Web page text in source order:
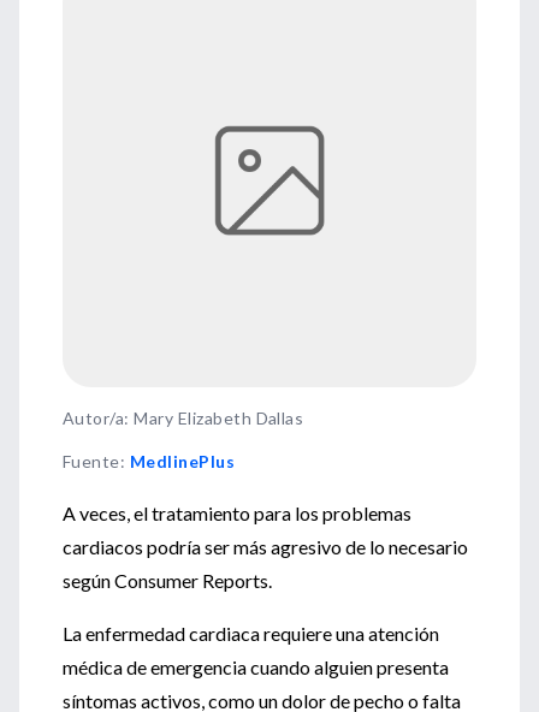
Autor/a: Mary Elizabeth Dallas
Fuente: MedlinePlus
A veces, el tratamiento para los problemas
cardiacos podría ser más agresivo de lo necesario
según Consumer Reports.
La enfermedad cardiaca requiere una atención
médica de emergencia cuando alguien presenta
síntomas activos, como un dolor de pecho o falta